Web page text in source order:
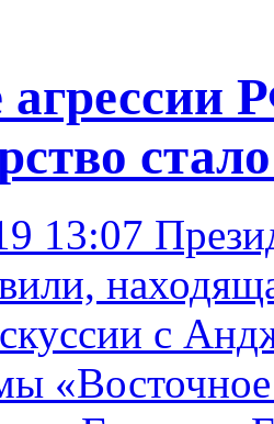
агрессии
13:07
с